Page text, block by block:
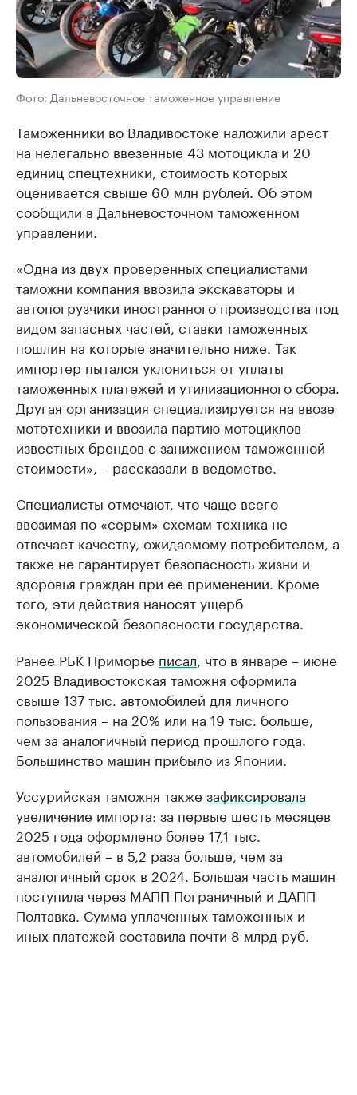
Фото: Дальневосточное таможенное управление
Таможенники во Владивостоке наложили арест
на нелегально ввезенные 43 мотоцикла и 20
единиц спецтехники, стоимость которых
оценивается свыше 60 млн рублей. Об этом
сообщили в Дальневосточном таможенном
управлении.
«Одна из двух проверенных специалистами
таможни компания ввозила экскаваторы и
автопогрузчики иностранного производства под
видом запасных частей, ставки таможенных
пошлин на которые значительно ниже. Так
импортер пытался уклониться от уплаты
таможенных платежей и утилизационного сбора.
Другая организация специализируется на ввозе
мототехники и ввозила партию мотоциклов
известных брендов с занижением таможенной
стоимости», – рассказали в ведомстве.
Специалисты отмечают, что чаще всего
ввозимая по «серым» схемам техника не
отвечает качеству, ожидаемому потребителем, а
также не гарантирует безопасность жизни и
здоровья граждан при ее применении. Кроме
того, эти действия наносят ущерб
экономической безопасности государства.
Ранее РБК Приморье писал, что в январе – июне
2025 Владивостокская таможня оформила
свыше 137 тыс. автомобилей для личного
пользования – на 20% или на 19 тыс. больше,
чем за аналогичный период прошлого года.
Большинство машин прибыло из Японии.
Уссурийская таможня также зафиксировала
увеличение импорта: за первые шесть месяцев
2025 года оформлено более 17,1 тыс.
автомобилей – в 5,2 раза больше, чем за
аналогичный срок в 2024. Большая часть машин
поступила через МАПП Пограничный и ДАПП
Полтавка. Сумма уплаченных таможенных и
иных платежей составила почти 8 млрд руб.